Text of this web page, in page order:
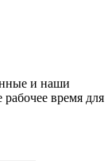
и наши
время для